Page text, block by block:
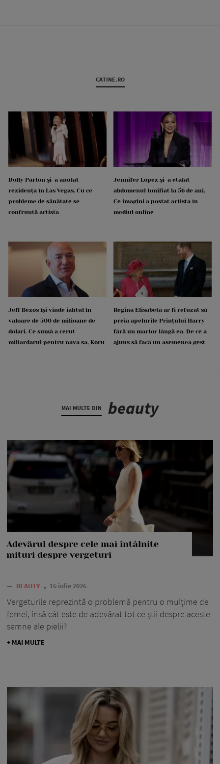
CATINE.RO
Dolly Parton și-a anulat
rezidența în Las Vegas. Cu ce
probleme de sănătate se
confruntă artista
Jennifer Lopez și-a etalat
abdomenul tonifiat la 56 de ani.
Ce imagini a postat artista în
mediul online
Jeff Bezos își vinde iahtul în
valoare de 500 de milioane de
dolari. Ce sumă a cerut
miliardarul pentru nava sa, Koru
Regina Elisabeta ar fi refuzat să
preia apelurile Prințului Harry
fără un martor lângă ea. De ce a
ajuns să facă un asemenea gest
MAI MULTE DIN beauty
Adevărul despre cele mai întâlnite
mituri despre vergeturi
— BEAUTY 16 iulie 2026
Vergeturile reprezintă o problemă pentru o mulțime de
femei, însă cât este de adevărat tot ce știi despre aceste
semne ale pielii?
+ MAI MULTE